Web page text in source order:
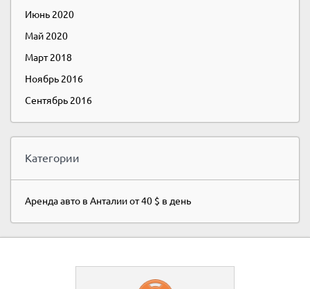
Июнь 2020
Май 2020
Март 2018
Ноябрь 2016
Сентябрь 2016
Категории
Аренда авто в Анталии от 40 $ в день